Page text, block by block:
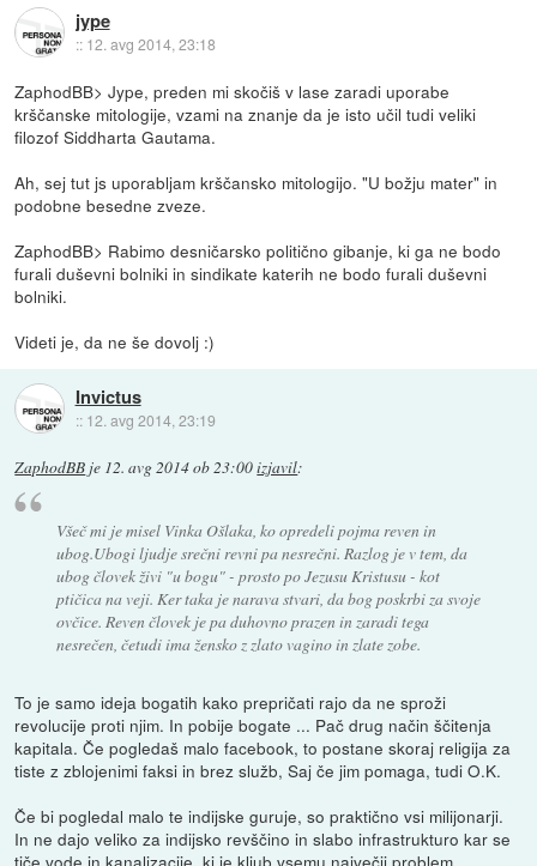
jype
:: 12. avg 2014, 23:18
ZaphodBB> Jype, preden mi skočiš v lase zaradi uporabe
krščanske mitologije, vzami na znanje da je isto učil tudi veliki
filozof Siddharta Gautama.
Ah, sej tut js uporabljam krščansko mitologijo. "U božju mater" in
podobne besedne zveze.
ZaphodBB> Rabimo desničarsko politično gibanje, ki ga ne bodo
furali duševni bolniki in sindikate katerih ne bodo furali duševni
bolniki.
Videti je, da ne še dovolj :)
Invictus
:: 12. avg 2014, 23:19
ZaphodBB je 12. avg 2014 ob 23:00izjavil:
Všeč mi je misel Vinka Ošlaka, ko opredeli pojma reven in
ubog.Ubogi ljudje srečni revni pa nesrečni. Razlog je v tem, da
ubog človek živi "u bogu" - prosto po Jezusu Kristusu - kot
ptičica na veji. Ker taka je narava stvari, da bog poskrbi za svoje
ovčice. Reven človek je pa duhovno prazen in zaradi tega
nesrečen, četudi ima žensko z zlato vagino in zlate zobe.
To je samo ideja bogatih kako prepričati rajo da ne sproži
revolucije proti njim. In pobije bogate ... Pač drug način ščitenja
kapitala. Če pogledaš malo facebook, to postane skoraj religija za
tiste z zblojenimi faksi in brez služb, Saj če jim pomaga, tudi O.K.
Če bi pogledal malo te indijske guruje, so praktično vsi milijonarji.
In ne dajo veliko za indijsko revščino in slabo infrastrukturo kar se
tiče vode in kanalizacije, ki je kljub vsemu največji problem.